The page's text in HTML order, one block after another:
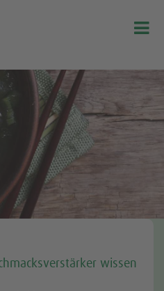
wissen